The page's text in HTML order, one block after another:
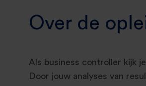
Over de
Als business controller kijk
Door jouw analyses van